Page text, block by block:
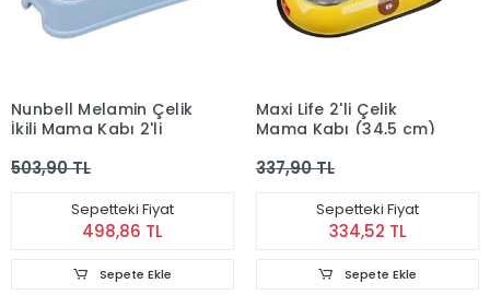
Nunbell Melamin Çelik
İkili Mama Kabı 2'li
503,90 TL
Sepetteki Fiyat
498,86 TL
Sepete Ekle
Maxi Life 2'li Çelik
Mama Kabı (34,5 cm)
337,90 TL
Sepetteki Fiyat
334,52 TL
Sepete Ekle